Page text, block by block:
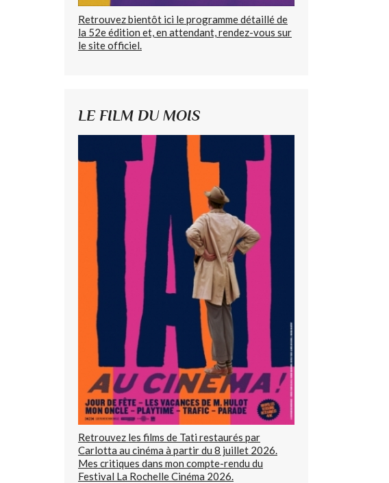
Retrouvez bientôt ici le programme détaillé de
la 52e édition et, en attendant, rendez-vous sur
le site officiel.
LE FILM DU MOIS
Retrouvez les films de Tati restaurés par
Carlotta au cinéma à partir du 8 juillet 2026.
Mes critiques dans mon compte-rendu du
Festival La Rochelle Cinéma 2026.